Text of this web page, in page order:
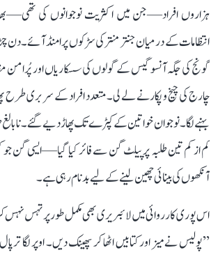
ہزاروں افراد—جن میں اکثریت نوجوانوں کی
انتظامات کے درمیان جنتر منتر کی سڑکوں پر امنڈ آئے۔
گونج کی جگہ آنسو گیس کے گولوں کی سسکاریاں اور پُرامن
چارج کی چیخ و پکار نے لے لی۔ متعدد افراد کے سر بری
بہنے لگا۔ نوجوان خواتین کے کپڑے تک پھاڑ دیے گئے۔ نابالغ
کم از کم تین طلبہ پر پیلٹ گن سے فائر کیا گیا—ایسی گن جو
آنکھوں کی بینائی چھین لینے کے لیے بدنام رہی ہے۔
اس پوری کارروائی میں لائبریری بھی مکمل طور پر تہس نہس
’’پولیس نے میز اور کتابیں اٹھا کر پھینک دیں۔ اوپر لگا